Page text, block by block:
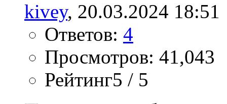
kivey‎, 20.03.2024 18:51
Ответов: 4
Просмотров: 41,043
Рейтинг5 / 5